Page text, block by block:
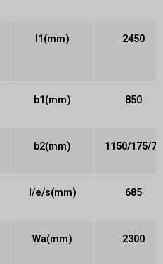
l1(mm) 2450
b1(mm) 850
b2(mm) 1150/175/75
l/e/s(mm) 685
Wa(mm) 2300